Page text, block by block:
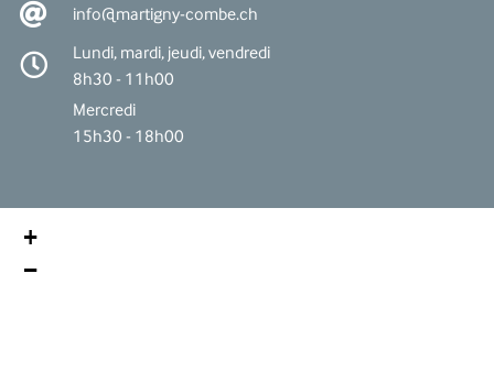
info@martigny-combe.ch
Lundi, mardi, jeudi, vendredi
8h30 - 11h00
Mercredi
15h30 - 18h00
+
−